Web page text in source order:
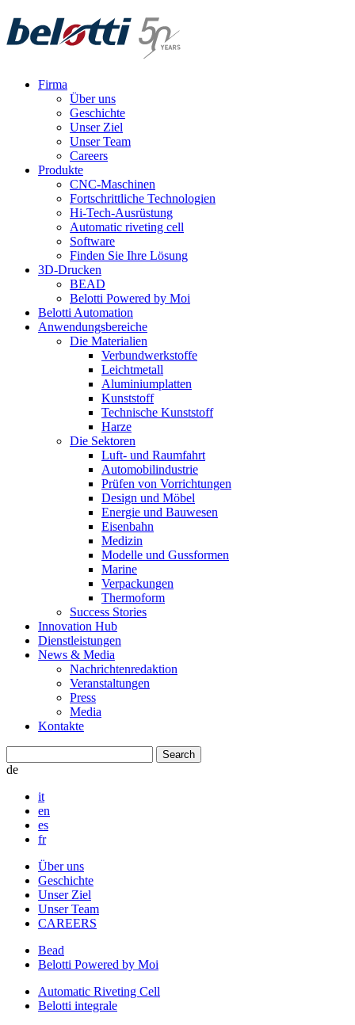
to
content
Firma
Über uns
Geschichte
Unser Ziel
Unser Team
Careers
Produkte
CNC-Maschinen
Fortschrittliche Technologien
Hi-Tech-Ausrüstung
Automatic riveting cell
Software
Finden Sie Ihre Lösung
3D-Drucken
BEAD
Belotti Powered by Moi
Belotti Automation
Anwendungsbereiche
Die Materialien
Verbundwerkstoffe
Leichtmetall
Aluminiumplatten
Kunststoff
Technische Kunststoff
Harze
Die Sektoren
Luft- und Raumfahrt
Automobilindustrie
Prüfen von Vorrichtungen
Design und Möbel
Energie und Bauwesen
Eisenbahn
Medizin
Modelle und Gussformen
Marine
Verpackungen
Thermoform
Success Stories
Innovation Hub
Dienstleistungen
News & Media
Nachrichtenredaktion
Veranstaltungen
Press
Media
Kontakte
de
it
en
es
fr
Über uns
Geschichte
Unser Ziel
Unser Team
CAREERS
Bead
Belotti Powered by Moi
Automatic Riveting Cell
Belotti integrale